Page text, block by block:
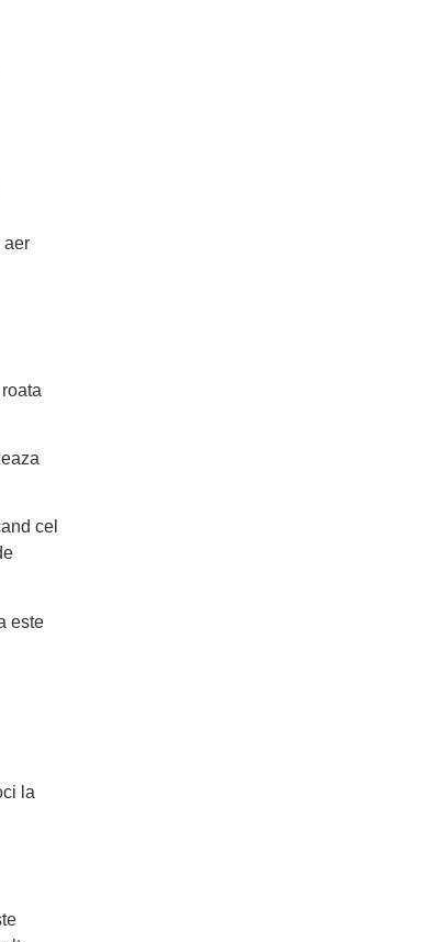
aer
cel
este
la